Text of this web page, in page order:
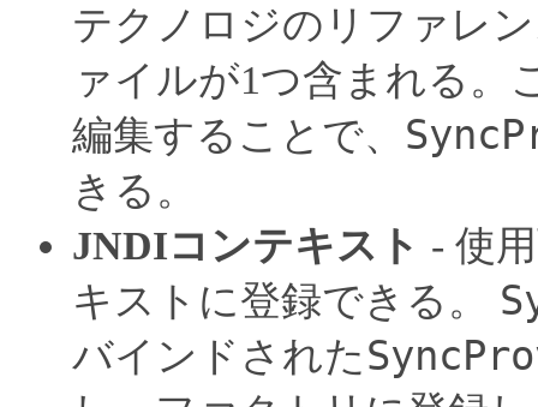
テクノロジのリファレ
ァイルが1つ含まれる。
編集することで、
きる。
JNDIコンテキスト - 使
キストに登録できる。
バインドされた